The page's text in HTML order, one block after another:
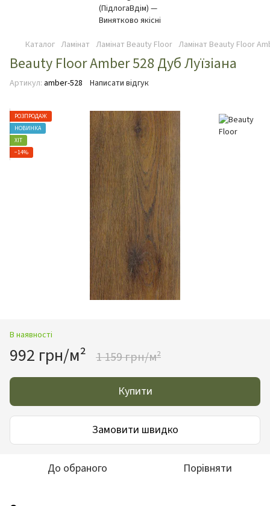
Каталог Ламінат Ламінат Beauty Floor Ламінат Beauty Floor
Beauty Floor Amber 528 Дуб Луїзіана
Артикул: amber-528 Написати відгук
РОЗПРОДАЖ
НОВИНКА
ХІТ
−14%
В наявності
992 грн/м² 1 159 грн/м²
Купити
Замовити швидко
До обраного Порівняти